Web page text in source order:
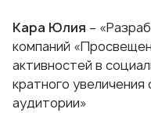
Кара Юлия –
компаний
активностей в
кратного
аудитории»